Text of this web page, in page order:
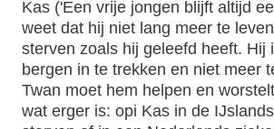
Kas ('Een vrije jongen blijft altijd
weet dat hij niet lang meer te
sterven zoals hij geleefd heeft. Hij
bergen in te trekken en niet meer
Twan moet hem helpen en
wat erger is: opi Kas in de